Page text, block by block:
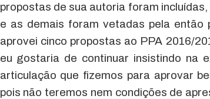
propostas de sua autoria foram
e as demais foram vetadas pela então
aprovei cinco propostas ao PPA 2016/
eu gostaria de continuar insistindo na
articulação que fizemos para aprovar
pois não teremos nem condições de